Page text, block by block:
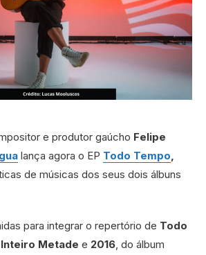
e produtor gaúcho Felipe
lança agora o EP Todo Tempo
de músicas dos seus dois álbuns
para integrar o repertório de Todo
Inteiro Metade e 2016 , do álbum